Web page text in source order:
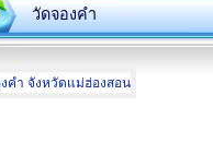
วัดจองคํา